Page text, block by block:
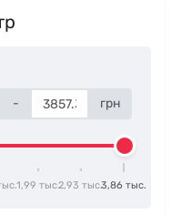
- грн
1,99 тыс.2,93 тыс.3,86 тыс.